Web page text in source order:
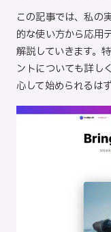
この記事では、私の
的な使い方から応用
解説していきます。
ントについても詳し
心して始められるはず